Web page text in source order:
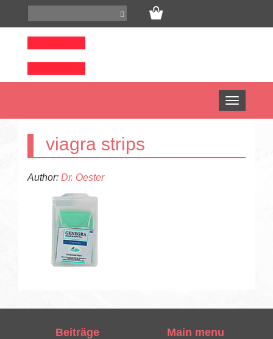
Open
menu
viagra strips
Author: Dr. Oester
Beiträge Main menu